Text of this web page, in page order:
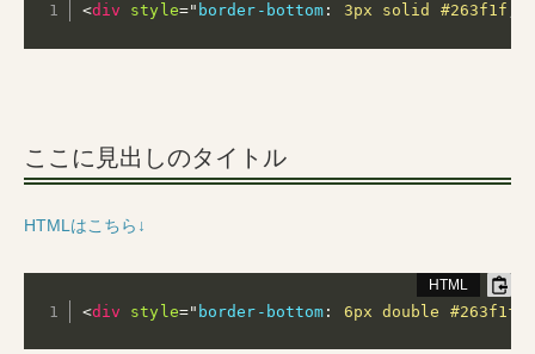
<div style=" border-bottom : 3px solid #263f1f
ここに見出しのタイトル
HTMLはこちら↓
<div style=" border-bottom : 6px double #263f1f